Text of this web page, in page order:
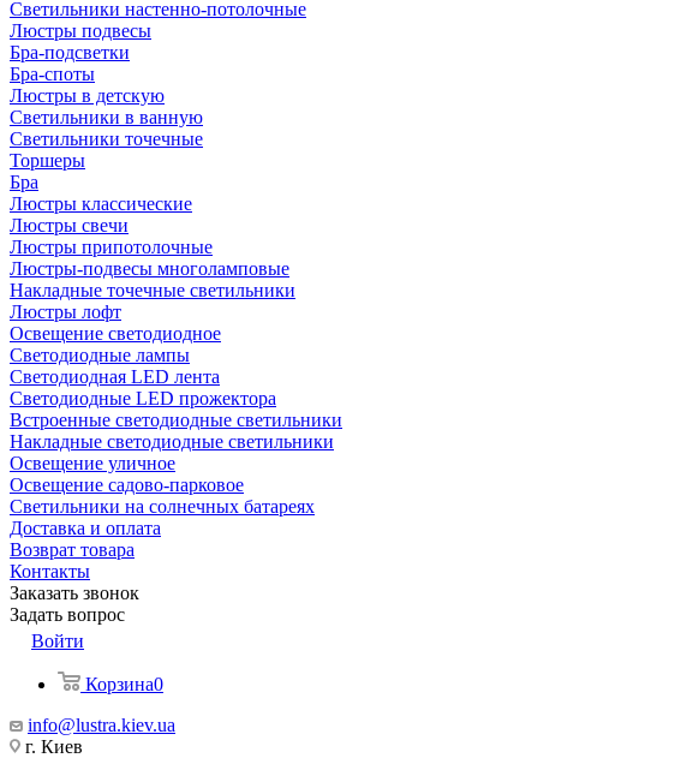
Светильники настенно-потолочные
Люстры подвесы
Бра-подсветки
Бра-споты
Люстры в детскую
Светильники в ванную
Светильники точечные
Торшеры
Бра
Люстры классические
Люстры свечи
Люстры припотолочные
Люстры-подвесы многоламповые
Накладные точечные светильники
Люстры лофт
Освещение светодиодное
Светодиодные лампы
Светодиодная LED лента
Светодиодные LED прожектора
Встроенные светодиодные светильники
Накладные светодиодные светильники
Освещение уличное
Освещение садово-парковое
Светильники на солнечных батареях
Доставка и оплата
Возврат товара
Контакты
Заказать звонок
Задать вопрос
Войти
Корзина0
info@lustra.kiev.ua
г. Киев